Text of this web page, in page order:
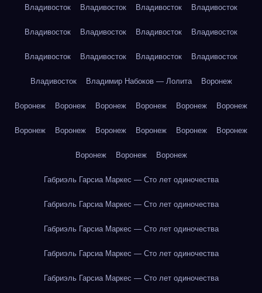
Владивосток Владивосток Владивосток Владивосток
Владивосток Владивосток Владивосток Владивосток
Владивосток Владивосток Владивосток Владивосток
Владивосток Владимир Набоков — Лолита Воронеж
Воронеж Воронеж Воронеж Воронеж Воронеж Воронеж
Воронеж Воронеж Воронеж Воронеж Воронеж Воронеж
Воронеж Воронеж Воронеж
Габриэль Гарсиа Маркес — Сто лет одиночества
Габриэль Гарсиа Маркес — Сто лет одиночества
Габриэль Гарсиа Маркес — Сто лет одиночества
Габриэль Гарсиа Маркес — Сто лет одиночества
Габриэль Гарсиа Маркес — Сто лет одиночества